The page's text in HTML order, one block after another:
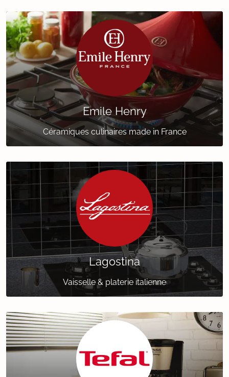
Emile Henry
Céramiques culinaires made in France
Lagostina
Vaisselle & platerie italienne